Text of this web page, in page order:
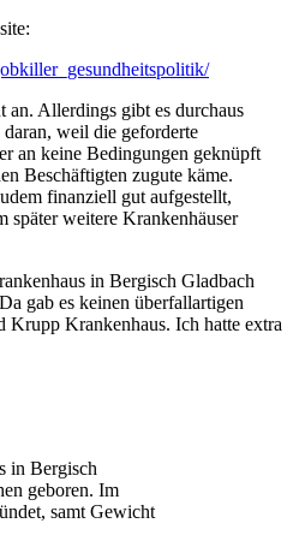
an. Allerdings gibt es durchaus
weil die geforderte
an keine Bedingungen geknüpft
Beschäftigten zugute käme.
finanziell gut aufgestellt,
später weitere Krankenhäuser
in Bergisch Gladbach
gab es keinen überfallartigen
Krupp Krankenhaus. Ich hatte extra
in Bergisch
geboren. Im
samt Gewicht